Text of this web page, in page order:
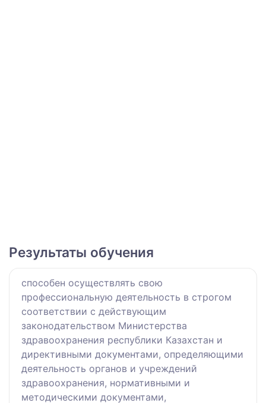
Результаты обучения
способен осуществлять свою
профессиональную деятельность в строгом
соответствии с действующим
законодательством Министерства
здравоохранения республики Казахстан и
директивными документами, определяющими
деятельность органов и учреждений
здравоохранения, нормативными и
методическими документами,